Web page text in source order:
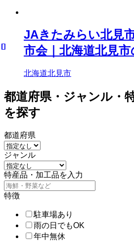
JAきたみらい北見
市会｜北海道北見
北海道北見市
都道府県・ジャンル・
を探す
都道府県
ジャンル
特産品・加工品を入力
特徴
駐車場あり
雨の日でもOK
年中無休